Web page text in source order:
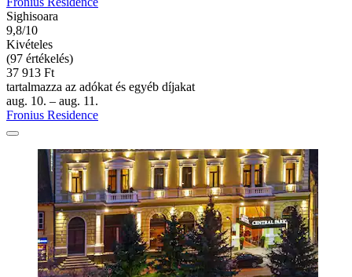
Sighisoara
9,8/10
Kivételes
(97 értékelés)
37 913 Ft
tartalmazza az adókat és egyéb díjakat
aug. 10. – aug. 11.
Fronius Residence